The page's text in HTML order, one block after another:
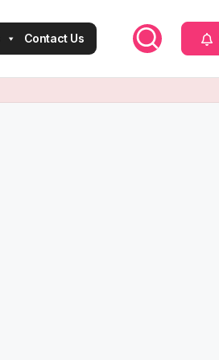
Contact Us